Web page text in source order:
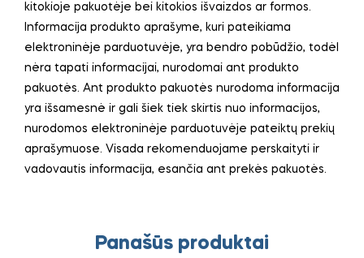
kitokioje pakuotėje bei kitokios išvaizdos ar formos.
Informacija produkto aprašyme, kuri pateikiama
elektroninėje parduotuvėje, yra bendro pobūdžio, todėl
nėra tapati informacijai, nurodomai ant produkto
pakuotės. Ant produkto pakuotės nurodoma informacija
yra išsamesnė ir gali šiek tiek skirtis nuo informacijos,
nurodomos elektroninėje parduotuvėje pateiktų prekių
aprašymuose. Visada rekomenduojame perskaityti ir
vadovautis informacija, esančia ant prekės pakuotės.
Panašūs produktai